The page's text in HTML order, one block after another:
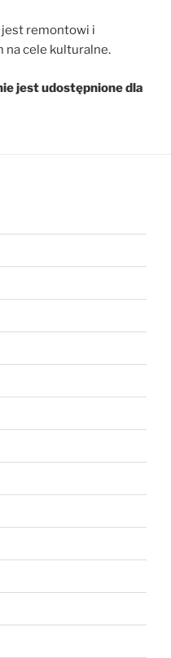
jest remontowi i
na cele kulturalne.
jest udostępnione dla